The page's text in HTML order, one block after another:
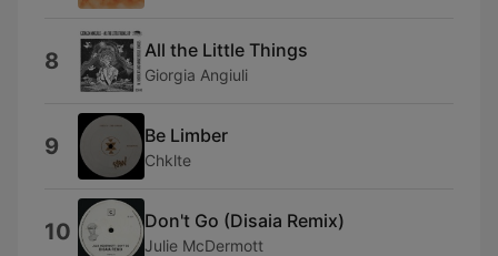
8 All the Little Things
Giorgia Angiuli
9 Be Limber
Chklte
10 Don't Go (Disaia Remix)
Julie McDermott